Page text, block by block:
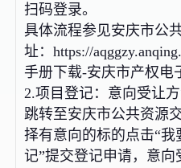
扫码登录。
具体流程参见安庆市公
址：https://
手册下载-安庆市产权电
2.项目登记：意向受让
跳转至安庆市公共资源
择有意向的标的点击“我
记”提交登记申请，意